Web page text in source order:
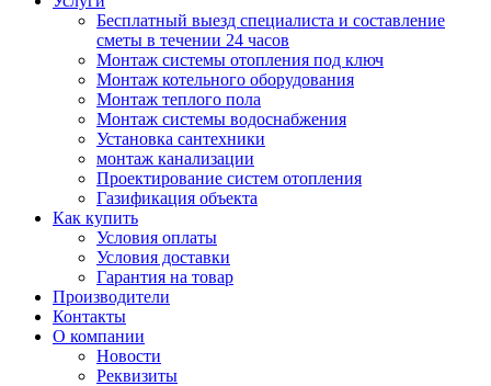
Бесплатный выезд специалиста и составление
сметы в течении 24 часов
Монтаж системы отопления под ключ
Монтаж котельного оборудования
Монтаж теплого пола
Монтаж системы водоснабжения
Установка сантехники
монтаж канализации
Проектирование систем отопления
Газификация объекта
Как купить
Условия оплаты
Условия доставки
Гарантия на товар
Производители
Контакты
О компании
Новости
Реквизиты